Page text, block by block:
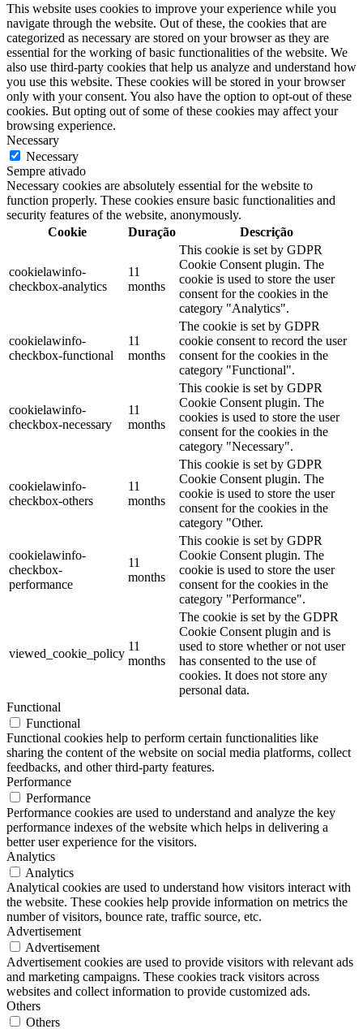
This website uses cookies to improve your experience while you
navigate through the website. Out of these, the cookies that are
categorized as necessary are stored on your browser as they are
essential for the working of basic functionalities of the website. We
also use third-party cookies that help us analyze and understand how
you use this website. These cookies will be stored in your browser
only with your consent. You also have the option to opt-out of these
cookies. But opting out of some of these cookies may affect your
browsing experience.
Necessary
Necessary
Sempre ativado
Necessary cookies are absolutely essential for the website to
function properly. These cookies ensure basic functionalities and
security features of the website, anonymously.
Cookie
Duração Descrição
cookielawinfo-
checkbox-analytics
11
months
This cookie is set by GDPR
Cookie Consent plugin. The
cookie is used to store the user
consent for the cookies in the
category "Analytics".
cookielawinfo-
checkbox-functional
11
months
The cookie is set by GDPR
cookie consent to record the user
consent for the cookies in the
category "Functional".
cookielawinfo-
checkbox-necessary
11
months
This cookie is set by GDPR
Cookie Consent plugin. The
cookies is used to store the user
consent for the cookies in the
category "Necessary".
cookielawinfo-
checkbox-others
11
months
This cookie is set by GDPR
Cookie Consent plugin. The
cookie is used to store the user
consent for the cookies in the
category "Other.
cookielawinfo-
checkbox-
performance
11
months
This cookie is set by GDPR
Cookie Consent plugin. The
cookie is used to store the user
consent for the cookies in the
category "Performance".
viewed_cookie_policy
11
months
The cookie is set by the GDPR
Cookie Consent plugin and is
used to store whether or not user
has consented to the use of
cookies. It does not store any
personal data.
Functional
Functional
Functional cookies help to perform certain functionalities like
sharing the content of the website on social media platforms, collect
feedbacks, and other third-party features.
Performance
Performance
Performance cookies are used to understand and analyze the key
performance indexes of the website which helps in delivering a
better user experience for the visitors.
Analytics
Analytics
Analytical cookies are used to understand how visitors interact with
the website. These cookies help provide information on metrics the
number of visitors, bounce rate, traffic source, etc.
Advertisement
Advertisement
Advertisement cookies are used to provide visitors with relevant ads
and marketing campaigns. These cookies track visitors across
websites and collect information to provide customized ads.
Others
Others